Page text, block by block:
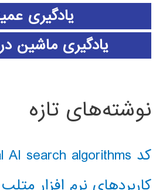
یادگیری
یادگیری ماشین
نوشته‌های تازه
کد classical AI search algorithms
کاربردهای نرم افزار متلب